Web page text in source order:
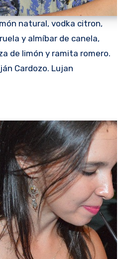
natural, vodka citron,
y almíbar de canela,
de limón y ramita romero.
Cardozo. Lujan